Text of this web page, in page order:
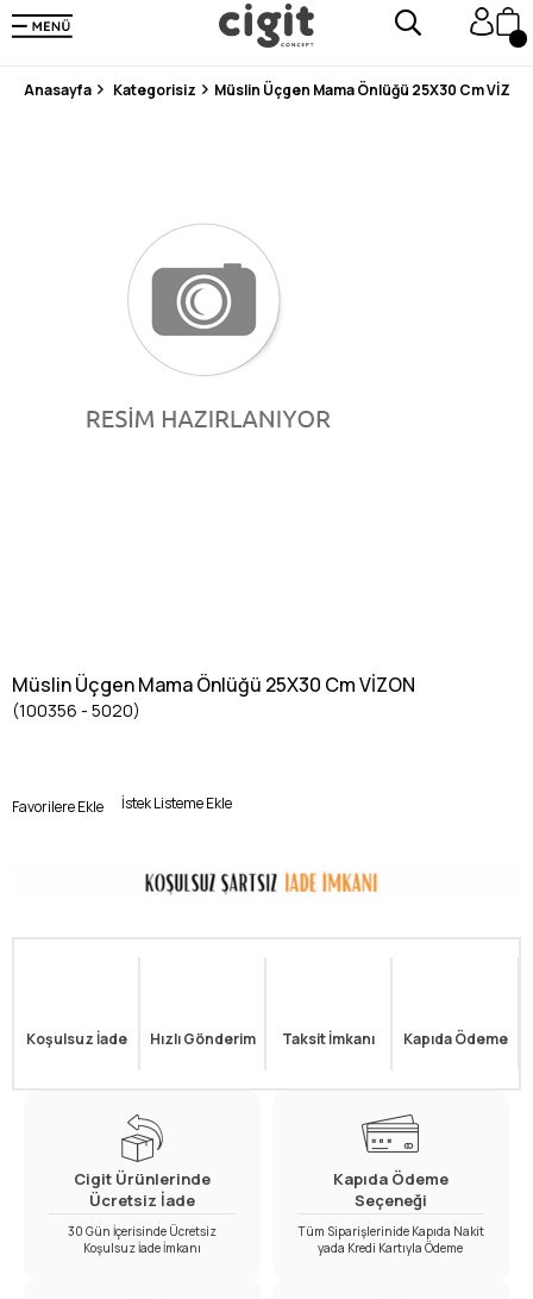
250.000'DEN FAZLA DEĞERLENDİRMEDE 5 ÜZERİNDEN 4.8 PUAN ALDI ⭐⭐⭐⭐⭐
3 MİLYONDAN FAZLA MUTLU MÜŞTERİ ❤️ 10 MİLYON ÜRÜN
Anasayfa Kategorisiz Müslin Üçgen Mama Önlüğü 25X30 Cm VİZON
Müslin Üçgen Mama Önlüğü 25X30 Cm VİZON
(100356 - 5020)
Favorilere Ekle İstek Listeme Ekle
Koşulsuz İade Hızlı Gönderim Taksit İmkanı Kapıda Ödeme
Cigit Ürünlerinde
Ücretsiz İade
30 Gün İçerisinde Ücretsiz
Koşulsuz İade İmkanı
Kapıda Ödeme
Seçeneği
Tüm Siparişlerinide Kapıda Nakit
yada Kredi Kartıyla Ödeme